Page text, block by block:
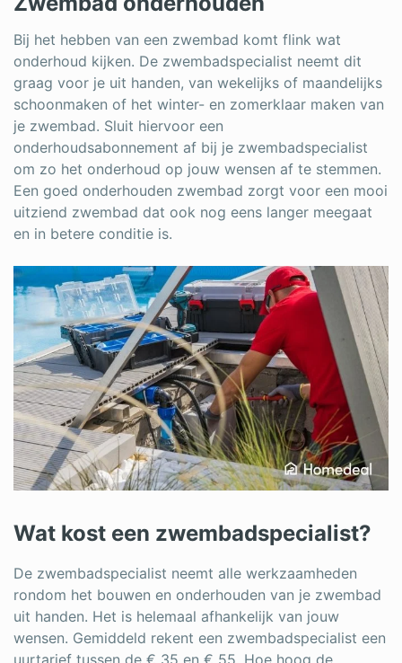
Bij het hebben van een zwembad komt flink wat
onderhoud kijken. De zwembadspecialist neemt dit
graag voor je uit handen, van wekelijks of maandelijks
schoonmaken of het winter- en zomerklaar maken van
je zwembad. Sluit hiervoor een
onderhoudsabonnement af bij je zwembadspecialist
om zo het onderhoud op jouw wensen af te stemmen.
Een goed onderhouden zwembad zorgt voor een mooi
uitziend zwembad dat ook nog eens langer meegaat
en in betere conditie is.
Wat kost een zwembadspecialist?
De zwembadspecialist neemt alle werkzaamheden
rondom het bouwen en onderhouden van je zwembad
uit handen. Het is helemaal afhankelijk van jouw
wensen. Gemiddeld rekent een zwembadspecialist een
uurtarief tussen de € 35 en € 55. Hoe hoog de